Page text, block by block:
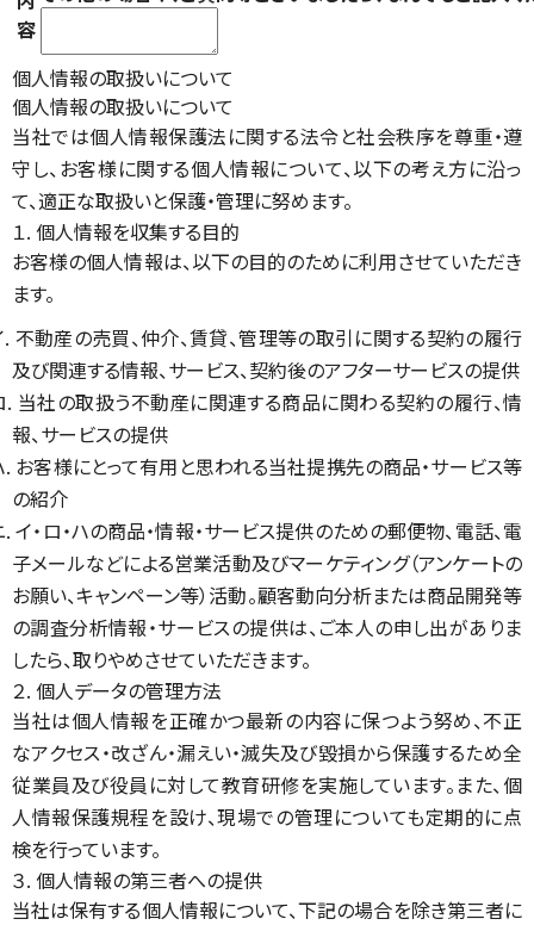
容
個人情報の取扱いについて
個人情報の取扱いについて
当社では個人情報保護法に関する法令と社会秩序を尊重・遵
守し、お客様に関する個人情報について、以下の考え方に沿っ
て、適正な取扱いと保護・管理に努めます。
１. 個人情報を収集する目的
お客様の個人情報は、以下の目的のために利用させていただき
ます。
. 不動産の売買、仲介、賃貸、管理等の取引に関する契約の履行
及び関連する情報、サービス、契約後のアフターサービスの提供
. 当社の取扱う不動産に関連する商品に関わる契約の履行、情
報、サービスの提供
. お客様にとって有用と思われる当社提携先の商品・サービス等
の紹介
. イ・ロ・ハの商品・情報・サービス提供のための郵便物、電話、電
子メールなどによる営業活動及びマーケティング（アンケートの
お願い、キャンペーン等）活動。顧客動向分析または商品開発等
の調査分析情報・サービスの提供は、ご本人の申し出がありま
したら、取りやめさせていただきます。
２. 個人データの管理方法
当社は個人情報を正確かつ最新の内容に保つよう努め、不正
なアクセス・改ざん・漏えい・滅失及び毀損から保護するため全
従業員及び役員に対して教育研修を実施しています。また、個
人情報保護規程を設け、現場での管理についても定期的に点
検を行っています。
３. 個人情報の第三者への提供
当社は保有する個人情報について、下記の場合を除き第三者に